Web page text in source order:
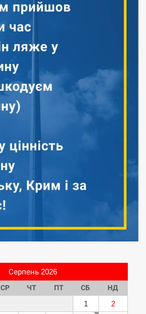
Серпень 2026
СР ЧТ ПТ СБ НД
1
2